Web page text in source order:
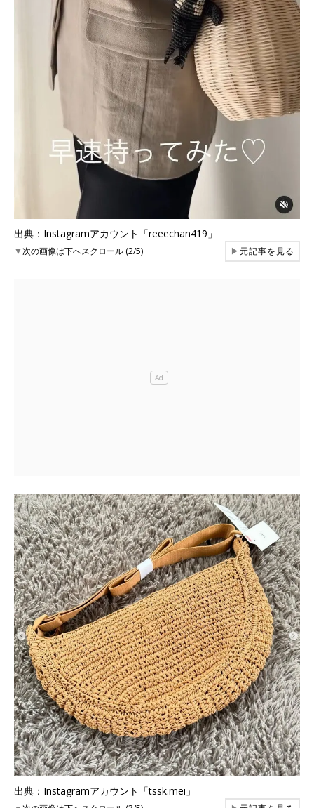
出典：Instagramアカウント「reeechan419」
▼次の画像は下へスクロール (2/5) ▶元記事を見る
出典：Instagramアカウント「tssk.mei」